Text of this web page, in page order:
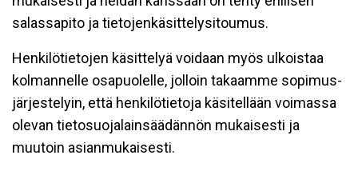
salassapito ja tietojenkäsittelysitoumus.
Henkilötietojen käsittelyä voidaan myös ulkoistaa
kolmannelle osapuolelle, jolloin takaamme sopimus-
järjestelyin, että henkilötietoja käsitellään voimassa
olevan tietosuojalainsäädännön mukaisesti ja
muutoin asianmukaisesti.